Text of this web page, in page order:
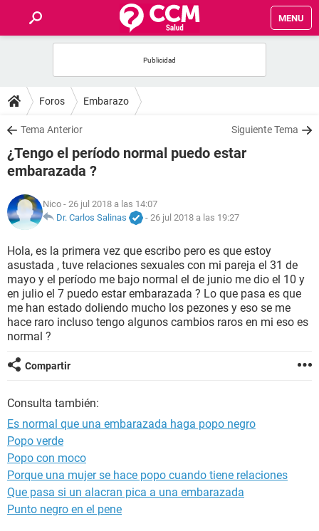
MENU
FOROS
SALUD
FAMILIA
NUTRICIÓN
SEXUALIDAD
GLOSARIO
Foros Embarazo
Tema Anterior Siguiente Tema
¿Tengo el período normal puedo estar
embarazada ?
Nico - 26 jul 2018 a las 14:07
Dr. Carlos Salinas
- 26 jul 2018 a las 19:27
Hola, es la primera vez que escribo pero es que estoy
asustada , tuve relaciones sexuales con mi pareja el 31 de
mayo y el período me bajo normal el de junio me dio el 10 y
en julio el 7 puedo estar embarazada ? Lo que pasa es que
me han estado doliendo mucho los pezones y eso se me
hace raro incluso tengo algunos cambios raros en mi eso es
normal ?
Compartir
Consulta también:
Es normal que una embarazada haga popo negro
Popo verde
Popo con moco
Porque una mujer se hace popo cuando tiene relaciones
Que pasa si un alacran pica a una embarazada
Punto negro en el pene